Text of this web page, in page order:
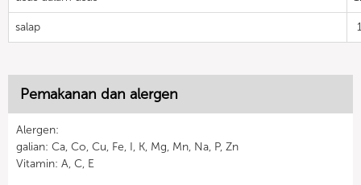
salap
Pemakanan dan alergen
Alergen:
galian: Ca, Co, Cu, Fe, I, K, Mg, Mn, Na, P, Zn
Vitamin: A, C, E